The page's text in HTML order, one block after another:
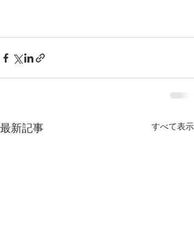
最新記事 すべて表示